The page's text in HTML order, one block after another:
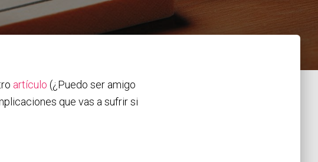
artículo (¿Puedo ser amigo
que vas a sufrir si